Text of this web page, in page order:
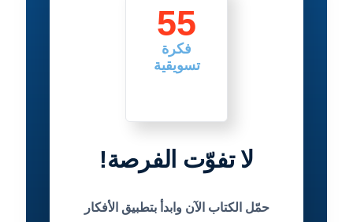
55
فكرة
تسويقية
لا تفوّت الفرصة!
حمّل الكتاب الآن وابدأ بتطبيق الأفكار